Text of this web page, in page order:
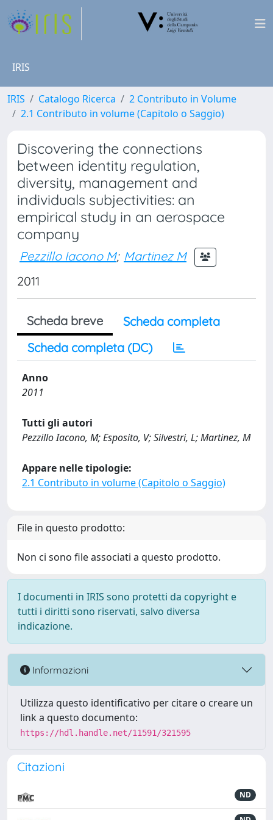
IRIS
IRIS Catalogo Ricerca
2 Contributo in Volume
2.1 Contributo in volume (Capitolo o Saggio)
Discovering the connections
between identity regulation,
diversity, management and
individuals subjectivities: an
empirical study in an aerospace
company
Pezzillo Iacono M; Martinez M
2011
Scheda breve
Scheda completa
Scheda completa (DC)
Anno
2011
Tutti gli autori
Pezzillo Iacono, M; Esposito, V; Silvestri, L; Martinez, M
Appare nelle tipologie:
2.1 Contributo in volume (Capitolo o Saggio)
File in questo prodotto:
Non ci sono file associati a questo prodotto.
I documenti in IRIS sono protetti da copyright e
tutti i diritti sono riservati, salvo diversa
indicazione.
Informazioni
Utilizza questo identificativo per citare o creare un
link a questo documento:
https://hdl.handle.net/11591/321595
Citazioni
ND